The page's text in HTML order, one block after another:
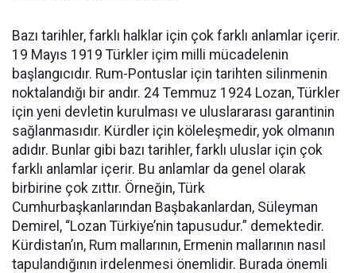
Bazı tarihler, farklı halklar için çok farklı anlamlar içerir.
19 Mayıs 1919 Türkler içim milli mücadelenin
başlangıcıdır. Rum-Pontuslar için tarihten silinmenin
noktalandığı bir andır. 24 Temmuz 1924 Lozan, Türkler
için yeni devletin kurulması ve uluslararası garantinin
sağlanmasıdır. Kürdler için köleleşmedir, yok olmanın
adıdır. Bunlar gibi bazı tarihler, farklı uluslar için çok
farklı anlamlar içerir. Bu anlamlar da genel olarak
birbirine çok zıttır. Örneğin, Türk
Cumhurbaşkanlarından Başbakanlardan, Süleyman
Demirel, “Lozan Türkiye’nin tapusudur.” demektedir.
Kürdistan’ın, Rum mallarının, Ermenin mallarının nasıl
tapulandığının irdelenmesi önemlidir. Burada önemli